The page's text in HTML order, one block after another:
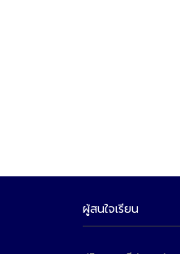
ผู้สนใจเรียน